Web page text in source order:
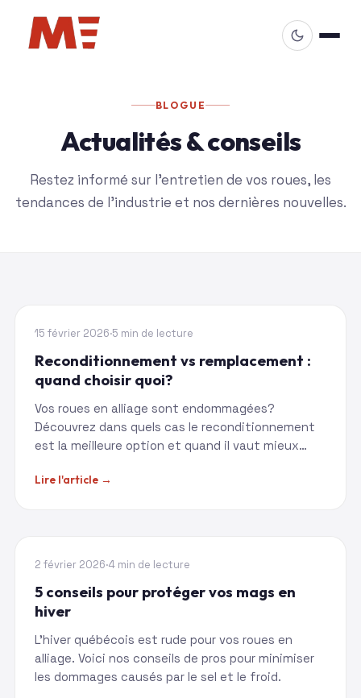
BLOGUE
Actualités & conseils
Restez informé sur l'entretien de vos roues, les
tendances de l'industrie et nos dernières nouvelles.
GUIDE
15 février 2026·5 min de lecture
Reconditionnement vs remplacement :
quand choisir quoi?
Vos roues en alliage sont endommagées?
Découvrez dans quels cas le reconditionnement
est la meilleure option et quand il vaut mieux
Lire l'article →
CONSEILS
2 février 2026·4 min de lecture
5 conseils pour protéger vos mags en
hiver
L'hiver québécois est rude pour vos roues en
alliage. Voici nos conseils de pros pour minimiser
les dommages causés par le sel et le froid.